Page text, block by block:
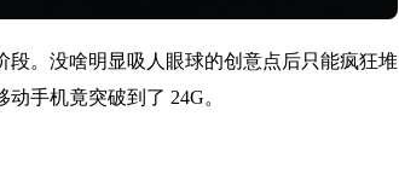
。没啥明显吸人眼球的创意点后只能疯狂堆
手机竟突破到了 24G。